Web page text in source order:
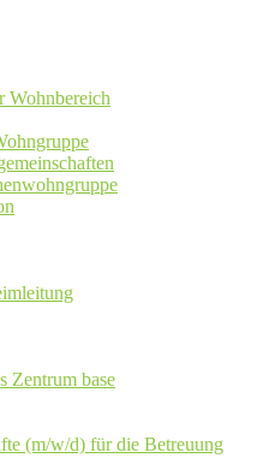
Wohnbereich
Zentrum base
(m/w/d) für die Betreuung